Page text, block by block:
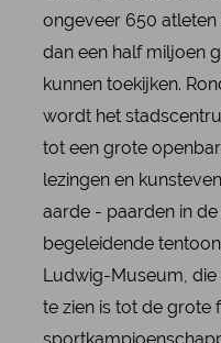
ongeveer 650
dan een half miljoen
kunnen toekijken.
wordt het
tot een grote
lezingen en
aarde - paarden in
begeleidende
Ludwig-Museum, die
te zien is tot de grote